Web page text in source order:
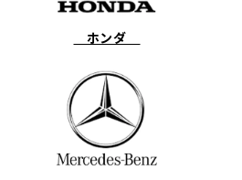
ホンダ